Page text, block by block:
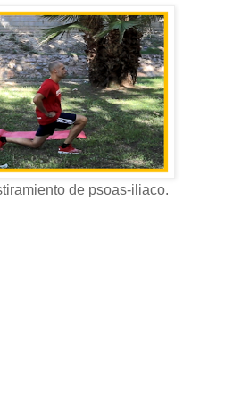
de psoas-iliaco.